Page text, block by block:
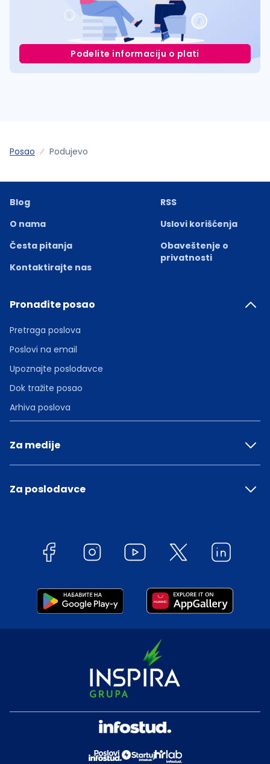
Podelite informaciju o plati
Posao Podujevo
Blog
O nama
Česta pitanja
Kontaktirajte nas
RSS
Uslovi korišćenja
Obaveštenje o
privatnosti
Pronađite posao
Pretraga poslova
Poslovi na email
Upoznajte poslodavce
Dok tražite posao
Arhiva poslova
Za medije
Za poslodavce